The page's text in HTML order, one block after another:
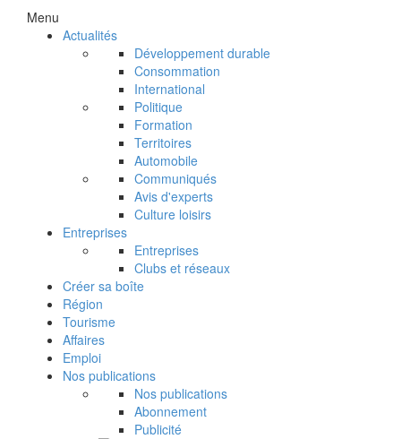
Menu
Actualités
Développement durable
Consommation
International
Politique
Formation
Territoires
Automobile
Communiqués
Avis d'experts
Culture loisirs
Entreprises
Entreprises
Clubs et réseaux
Créer sa boîte
Région
Tourisme
Affaires
Emploi
Nos publications
Nos publications
Abonnement
Publicité